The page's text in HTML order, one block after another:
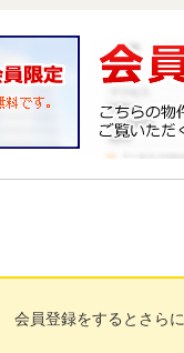
会員登録をするとさらに